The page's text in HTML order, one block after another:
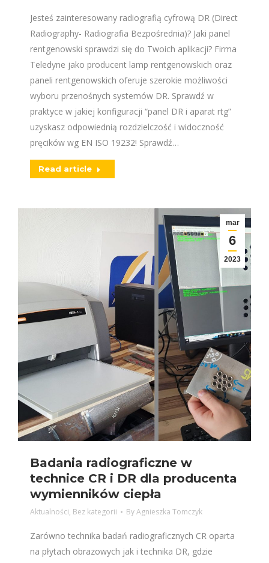
Jesteś zainteresowany radiografią cyfrową DR (Direct
Radiography- Radiografia Bezpośrednia)? Jaki panel
rentgenowski sprawdzi się do Twoich aplikacji? Firma
Teledyne jako producent lamp rentgenowskich oraz
paneli rentgenowskich oferuje szerokie możliwości
wyboru przenośnych systemów DR. Sprawdź w
praktyce w jakiej konfiguracji “panel DR i aparat rtg”
uzyskasz odpowiednią rozdzielczość i widoczność
pręcików wg EN ISO 19232! Sprawdź…
Read article
mar
6
2023
Badania radiograficzne w
technice CR i DR dla producenta
wymienników ciepła
Aktualności, Bez kategorii ByAgnieszka Tomczyk
Zarówno technika badań radiograficznych CR oparta
na płytach obrazowych jak i technika DR, gdzie